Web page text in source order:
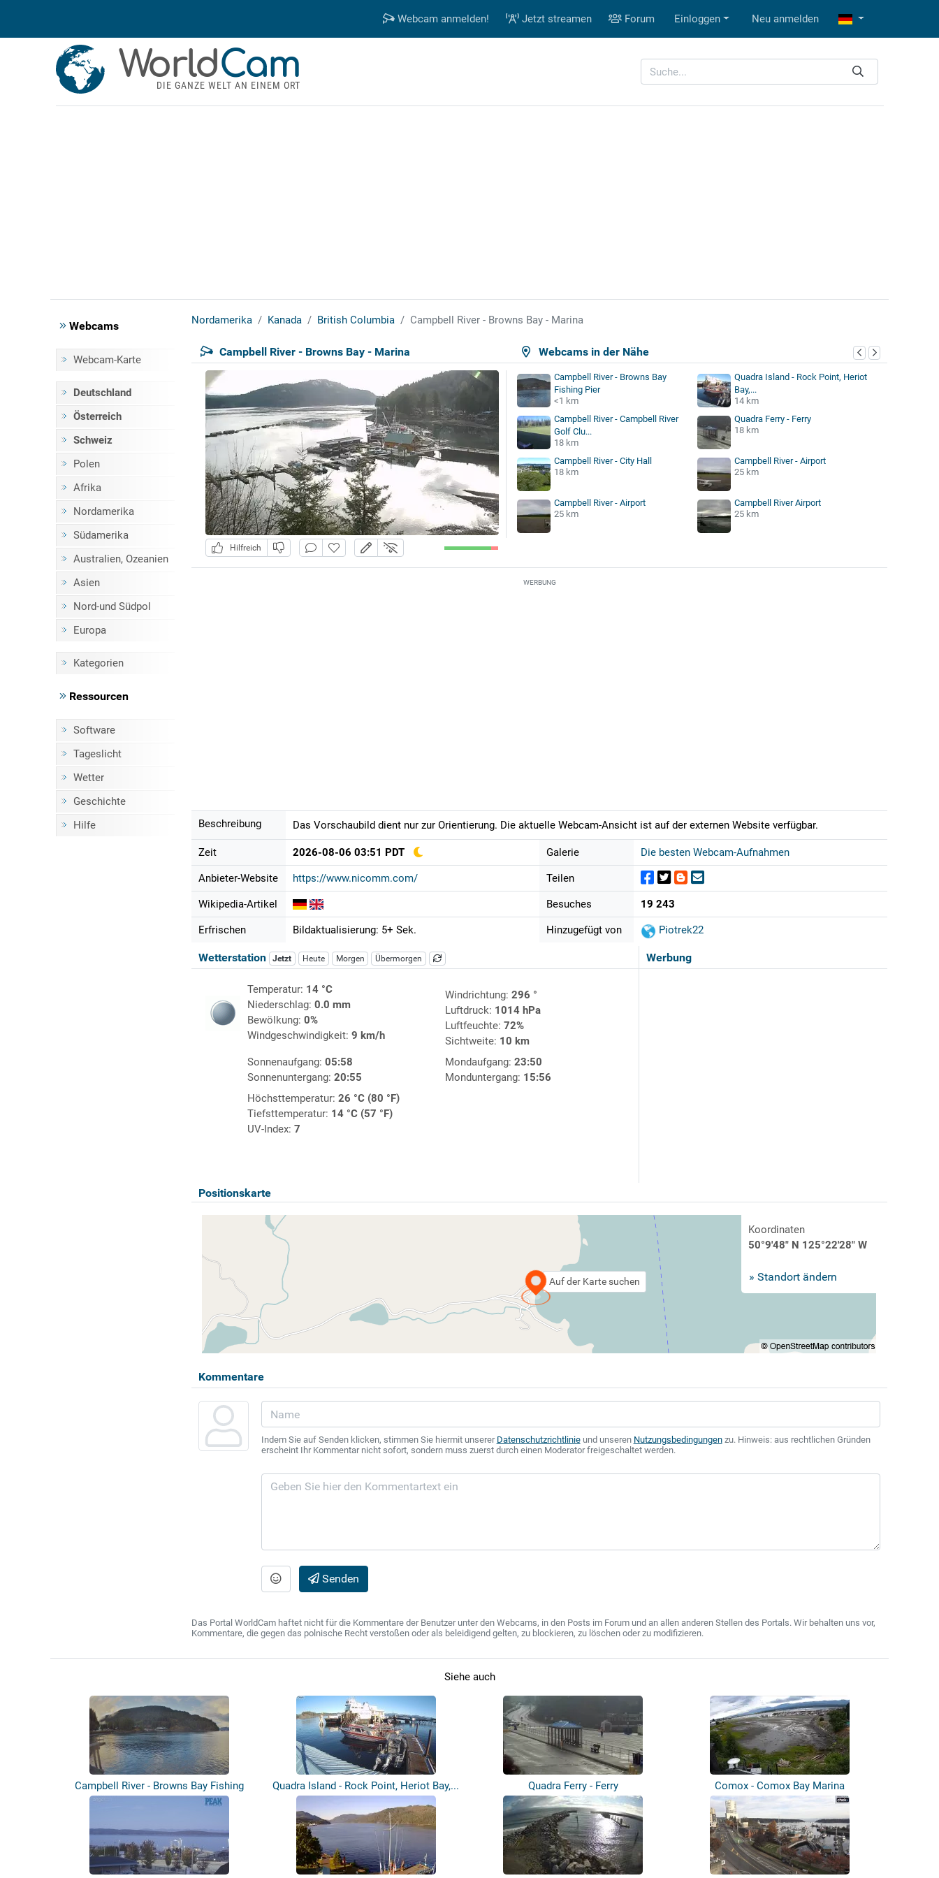
Webcam anmelden! Jetzt streamen Forum Einloggen Neu anmelden
WorldCam
DIE GANZE WELT AN EINEM ORT
Webcams
Webcam-Karte
Deutschland
Österreich
Schweiz
Polen
Afrika
Nordamerika
Südamerika
Australien, Ozeanien
Asien
Nord-und Südpol
Europa
Kategorien
Ressourcen
Software
Tageslicht
Wetter
Geschichte
Hilfe
Nordamerika Kanada British Columbia Campbell River - Browns Bay - Marina
Webcams in der Nähe
Campbell River - Browns Bay - Marina
Hilfreich
Campbell River - Browns Bay
Fishing Pier
<1 km
Quadra Island - Rock Point, Heriot
Bay,...
14 km
Campbell River - Campbell River
Golf Clu...
18 km
Quadra Ferry - Ferry
18 km
Campbell River - City Hall
18 km
Campbell River - Airport
25 km
Campbell River - Airport
25 km
Campbell River Airport
25 km
WERBUNG
Beschreibung Das Vorschaubild dient nur zur Orientierung. Die aktuelle Webcam-Ansicht ist auf der externen Website verfügbar.
Zeit 2026-08-06 03:51 PDT
Anbieter-Website https://www.nicomm.com/
Wikipedia-Artikel
Erfrischen Bildaktualisierung: 5+ Sek.
Galerie Die besten Webcam-Aufnahmen
Teilen
Besuches 19 243
Hinzugefügt von Piotrek22
Werbung
Wetterstation Jetzt Heute Morgen Übermorgen
Temperatur: 14 °C
Niederschlag: 0.0 mm
Bewölkung: 0%
Windgeschwindigkeit: 9 km/h
Windrichtung: 296 °
Luftdruck: 1014 hPa
Luftfeuchte: 72%
Sichtweite: 10 km
Sonnenaufgang: 05:58
Sonnenuntergang: 20:55
Mondaufgang: 23:50
Monduntergang: 15:56
Höchsttemperatur: 26 °C (80 °F)
Tiefsttemperatur: 14 °C (57 °F)
UV-Index: 7
Positionskarte
Auf der Karte suchen
Koordinaten
50°9'48" N 125°22'28" W
» Standort ändern
Kommentare
Indem Sie auf Senden klicken, stimmen Sie hiermit unserer Datenschutzrichtlinieund unseren Nutzungsbedingungenzu. Hinweis: aus rechtlichen Gründen
erscheint Ihr Kommentar nicht sofort, sondern muss zuerst durch einen Moderator freigeschaltet werden.
Senden
Das Portal WorldCam haftet nicht für die Kommentare der Benutzer unter den Webcams, in den Posts im Forum und an allen anderen Stellen des Portals. Wir behalten uns vor,
Kommentare, die gegen das polnische Recht verstoßen oder als beleidigend gelten, zu blockieren, zu löschen oder zu modifizieren.
Siehe auch
Campbell River - Browns Bay Fishing
Quadra Island - Rock Point, Heriot Bay,... Quadra Ferry - Ferry Comox - Comox Bay Marina